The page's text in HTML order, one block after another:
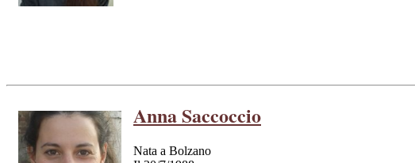
Anna Saccoccio
Nata a Bolzano